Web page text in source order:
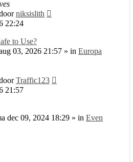
niksislith
22:24
to Use?
03, 2026 21:57 » in Europa
Traffic123
21:57
dec 09, 2024 18:29 » in Even